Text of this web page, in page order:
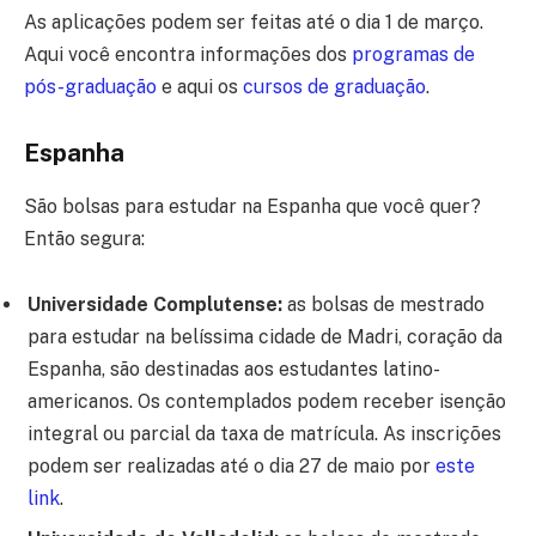
As aplicações podem ser feitas até o dia 1 de março.
Aqui você encontra informações dos programas de
pós-graduação e aqui os cursos de graduação.
Espanha
São bolsas para estudar na Espanha que você quer?
Então segura:
Universidade Complutense: as bolsas de mestrado
para estudar na belíssima cidade de Madri, coração da
Espanha, são destinadas aos estudantes latino-
americanos. Os contemplados podem receber isenção
integral ou parcial da taxa de matrícula. As inscrições
podem ser realizadas até o dia 27 de maio por este
link.